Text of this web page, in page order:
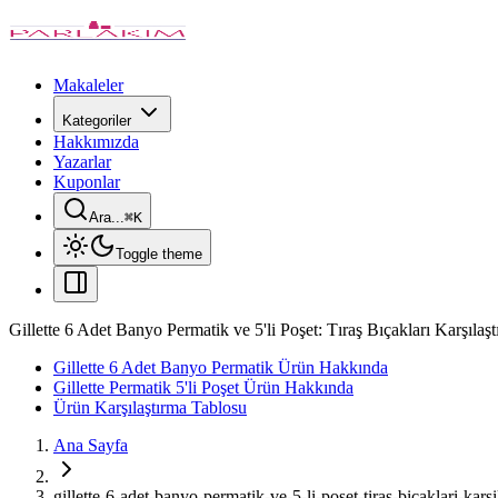
Makaleler
Kategoriler
Hakkımızda
Yazarlar
Kuponlar
Ara...⌘K
Toggle theme
Gillette 6 Adet Banyo Permatik ve 5'li Poşet: Tıraş Bıçakları
Gillette 6 Adet Banyo Permatik Ürün Hakkında
Gillette Permatik 5'li Poşet Ürün Hakkında
Ürün Karşılaştırma Tablosu
Ana Sayfa